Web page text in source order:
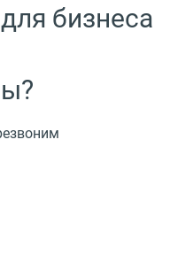
бизнеса